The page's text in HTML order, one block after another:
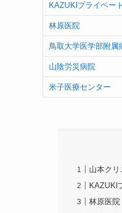
KAZUKIプライベー
林原医院
鳥取大学医学部附属
山陰労災病院
米子医療センター
山本クリ
KAZUKI
林原医院